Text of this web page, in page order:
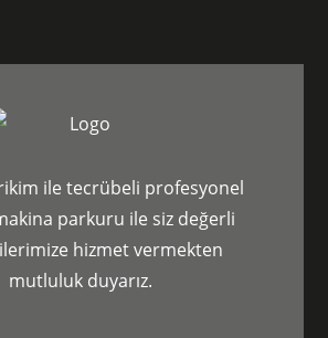
ile tecrübeli profesyonel
parkuru ile siz değerli
hizmet vermekten
mutluluk duyarız.